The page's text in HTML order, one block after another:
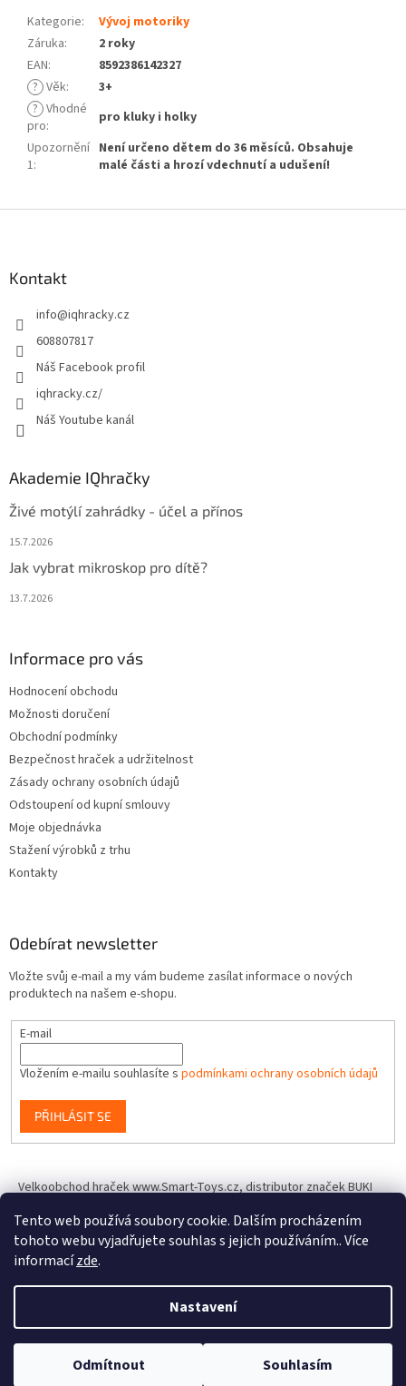
Tento web používá soubory cookie. Dalším procházením
tohoto webu vyjadřujete souhlas s jejich používáním.. Více
informacízde.
Nastavení
Odmítnout Souhlasím
Kategorie:
Vývoj motoriky
Záruka:
2 roky
EAN:
8592386142327
? Věk:
3+
? Vhodné
pro:
pro kluky i holky
Upozornění
1:
Není určeno dětem do 36 měsíců. Obsahuje
malé části a hrozí vdechnutí a udušení!
Kontakt
info@iqhracky.cz
608807817
Náš Facebook profil
iqhracky.cz/
Náš Youtube kanál
Akademie IQhračky
Živé motýlí zahrádky - účel a přínos
15.7.2026
Jak vybrat mikroskop pro dítě?
13.7.2026
Informace pro vás
Hodnocení obchodu
Možnosti doručení
Obchodní podmínky
Bezpečnost hraček a udržitelnost
Zásady ochrany osobních údajů
Odstoupení od kupní smlouvy
Moje objednávka
Stažení výrobků z trhu
Kontakty
Odebírat newsletter
Vložte svůj e-mail a my vám budeme zasílat informace o nových
produktech na našem e-shopu.
E-mail
Vložením e-mailu souhlasíte s podmínkami ochrany osobních údajů
PŘIHLÁSIT SE
Velkoobchod hraček www.Smart-Toys.cz, distributor značek BUKI
Copyright 2026IQhracky.cz. Všechna práva vyhrazena.Upravit